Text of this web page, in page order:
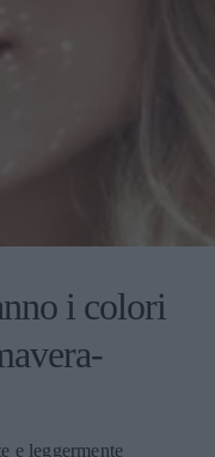
i colori
e leggermente